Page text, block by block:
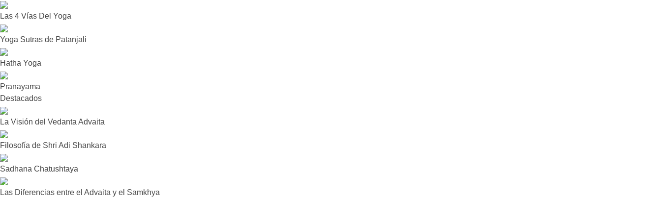
Las 4 Vías Del Yoga
Yoga Sutras de Patanjali
Hatha Yoga
Pranayama
Destacados
La Visión del Vedanta Advaita
Filosofía de Shri Adi Shankara
Sadhana Chatushtaya
Las Diferencias entre el Advaita y el Samkhya